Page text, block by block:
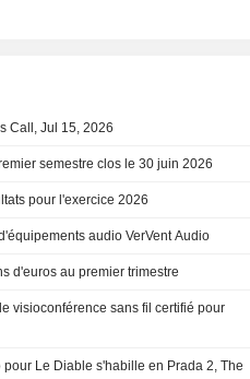
Call, Jul 15, 2026
semestre clos le 30 juin 2026
pour l'exercice 2026
audio VerVent Audio
d'euros au premier trimestre
visioconférence sans fil certifié pour
Le Diable s'habille en Prada 2, The